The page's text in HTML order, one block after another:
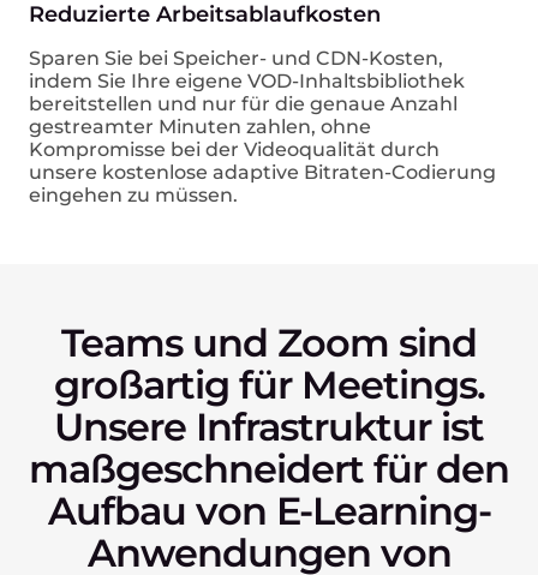
Reduzierte Arbeitsablaufkosten
Sparen Sie bei Speicher- und CDN-Kosten,
indem Sie Ihre eigene VOD-Inhaltsbibliothek
bereitstellen und nur für die genaue Anzahl
gestreamter Minuten zahlen, ohne
Kompromisse bei der Videoqualität durch
unsere kostenlose adaptive Bitraten-Codierung
eingehen zu müssen.
Teams und Zoom sind
großartig für Meetings.
Unsere Infrastruktur ist
maßgeschneidert für den
Aufbau von E-Learning-
Anwendungen von